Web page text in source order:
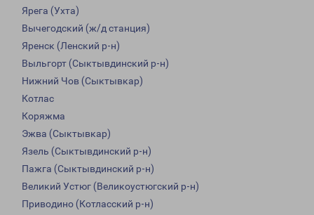
Ярега (Ухта)
Вычегодский (ж/д станция)
Яренск (Ленский р-н)
Выльгорт (Сыктывдинский р-н)
Нижний Чов (Сыктывкар)
Котлас
Коряжма
Эжва (Сыктывкар)
Язель (Сыктывдинский р-н)
Пажга (Сыктывдинский р-н)
Великий Устюг (Великоустюгский р-н)
Приводино (Котласский р-н)